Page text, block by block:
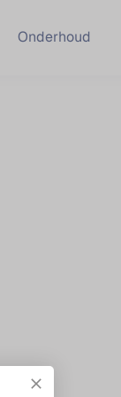
Onderhoud